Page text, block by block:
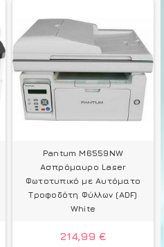
Pantum M6559NW
Ασπρόμαυρο Laser
Φωτοτυπικό με Αυτόματο
Τροφοδότη Φύλλων (ADF)
White
214,99 €